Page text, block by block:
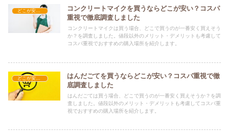
どこが安い？-工具・DIY
コンクリートマイクを買うならどこが安い？コスパ
重視で徹底調査しました
コンクリートマイクは買う場合、どこで買うのが一番安く買えそう
か？を調査しました。値段以外のメリット・デメリットも考慮して
コスパ重視でおすすめの購入場所を紹介します。
どこが安い？-工具・DIY
はんだごてを買うならどこが安い？コスパ重視で徹
底調査しました
はんだごては買う場合、どこで買うのが一番安く買えそうか？を調
査しました。値段以外のメリット・デメリットも考慮してコスパ重
視でおすすめの購入場所を紹介します。